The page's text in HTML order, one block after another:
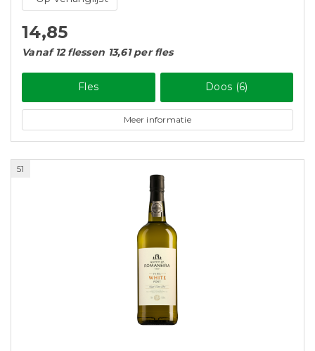
14,85
Vanaf 12 flessen 13,61 per fles
Fles Doos (6)
Meer informatie
51